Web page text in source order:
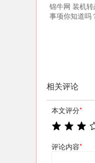
锦牛网 装机
事项你知道吗
相关评论
本文评分*
评论内容*